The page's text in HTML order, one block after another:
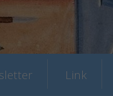
Link